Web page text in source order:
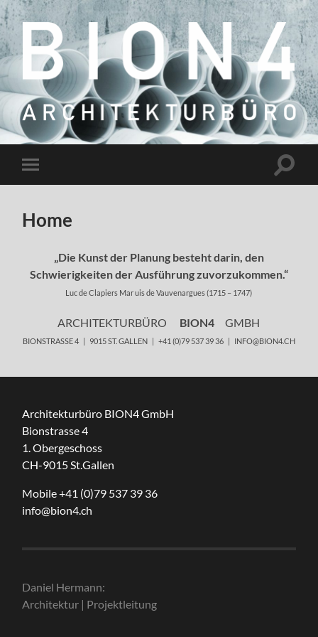
Architekturbüro
BION4
GmbH
Menü
Home
„Die Kunst der Planung besteht darin, den
Schwierigkeiten der Ausführung zuvorzukommen.“
Luc de Clapiers Mar uis de Vauvenargues (1715 – 1747)
ARCHITEKTURBÜRO BION4 GMBH
BIONSTRASSE 4 | 9015 ST. GALLEN | +41 (0)79 537 39 36 | INFO@BION4.CH
Architekturbüro BION4 GmbH
Bionstrasse 4
1. Obergeschoss
CH-9015 St.Gallen
Mobile +41 (0)79 537 39 36
info@bion4.ch
Daniel Hermann:
Architektur | Projektleitung